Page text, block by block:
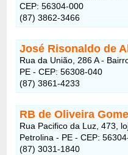
CEP: 56304-000
(87) 3862-3466
José Risonaldo de
Rua da União, 286 A -
PE - CEP: 56308-040
(87) 3861-4233
RB de Oliveira
Rua Pacifico da Luz, 473,
Petrolina - PE - CEP:
(87) 3031-1840